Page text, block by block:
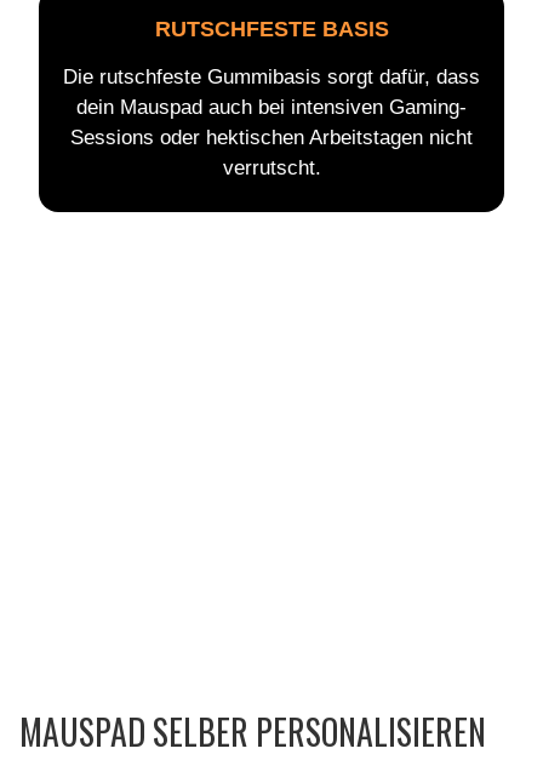
RUTSCHFESTE BASIS
Die rutschfeste Gummibasis sorgt dafür, dass
dein Mauspad auch bei intensiven Gaming-
Sessions oder hektischen Arbeitstagen nicht
verrutscht.
MAUSPAD SELBER PERSONALISIEREN